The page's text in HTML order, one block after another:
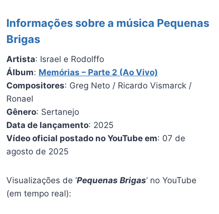
Informações sobre a música Pequenas
Brigas
Artista: Israel e Rodolffo
Álbum: Memórias – Parte 2 (Ao Vivo)
Compositores: Greg Neto / Ricardo Vismarck /
Ronael
Gênero: Sertanejo
Data de lançamento: 2025
Vídeo oficial postado no YouTube em: 07 de
agosto de 2025
Visualizações de ‘Pequenas Brigas‘ no YouTube
(em tempo real):